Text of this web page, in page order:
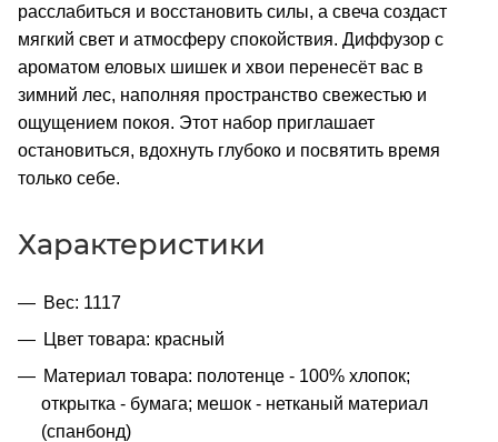
расслабиться и восстановить силы, а свеча создаст
мягкий свет и атмосферу спокойствия. Диффузор с
ароматом еловых шишек и хвои перенесёт вас в
зимний лес, наполняя пространство свежестью и
ощущением покоя. Этот набор приглашает
остановиться, вдохнуть глубоко и посвятить время
только себе.
Характеристики
Вес: 1117
Цвет товара: красный
Материал товара: полотенце - 100% хлопок;
открытка - бумага; мешок - нетканый материал
(спанбонд)